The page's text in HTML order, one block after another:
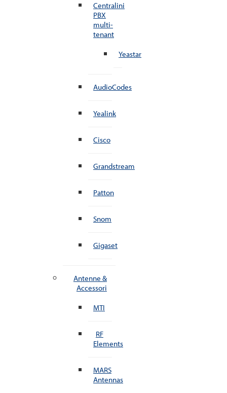
Centralini
PBX
multi-
tenant
Yeastar
AudioCodes
Yealink
Cisco
Grandstream
Patton
Snom
Gigaset
Antenne &
Accessori
MTI
RF
Elements
MARS
Antennas